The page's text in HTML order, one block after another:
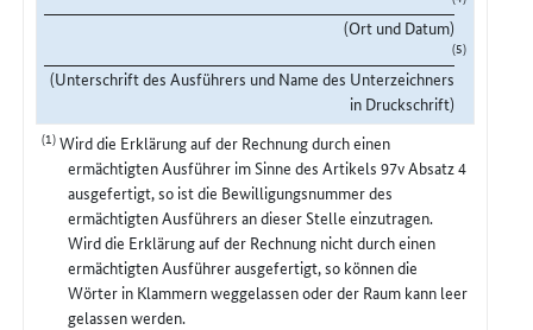
(Ort und Datum)
(5)
(Unterschrift des Ausführers und Name des Unterzeichners
in Druckschrift)
(1)Wird die Erklärung auf der Rechnung durch einen
ermächtigten Ausführer im Sinne des Artikels 97v Absatz 4
ausgefertigt, so ist die Bewilligungsnummer des
ermächtigten Ausführers an dieser Stelle einzutragen.
Wird die Erklärung auf der Rechnung nicht durch einen
ermächtigten Ausführer ausgefertigt, so können die
Wörter in Klammern weggelassen oder der Raum kann leer
gelassen werden.